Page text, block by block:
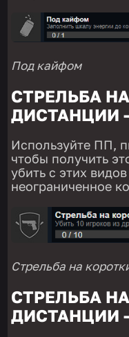
Под кайфом
СТРЕЛЬБА
ДИСТАНЦИИ
Используйте ПП,
чтобы получить
убить с этих
неограниченное
Стрельба на
СТРЕЛЬБА
ДИСТАНЦИИ